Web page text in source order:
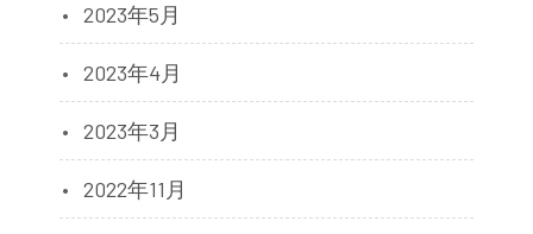
2023年5月
2023年4月
2023年3月
2022年11月